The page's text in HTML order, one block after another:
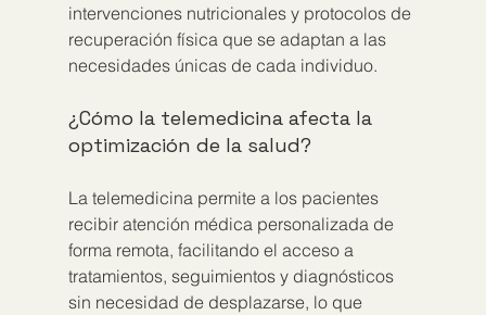
intervenciones nutricionales y protocolos de
recuperación física que se adaptan a las
necesidades únicas de cada individuo.
¿Cómo la telemedicina afecta la
optimización de la salud?
La telemedicina permite a los pacientes
recibir atención médica personalizada de
forma remota, facilitando el acceso a
tratamientos, seguimientos y diagnósticos
sin necesidad de desplazarse, lo que